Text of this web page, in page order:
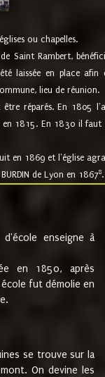
ou chapelles.
Saint Rambert,
laissée en place
lieu de réunion.
réparés. En 1805
1815. En 1830 il
en 1869 et l'église
de Lyon en 18678.
enseigne à
en 1850, après
fut démolie en
se trouve sur la
On devine les